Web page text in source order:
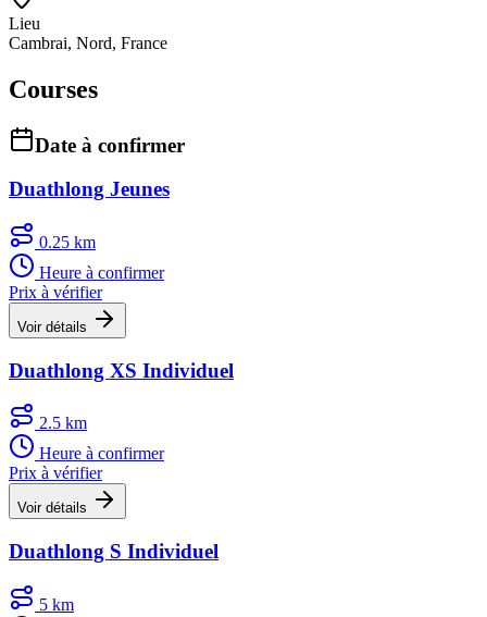
Lieu
Cambrai, Nord, France
Courses
Date à confirmer
Duathlong Jeunes
0.25 km
Heure à confirmer
Prix à vérifier
Voir détails
Duathlong XS Individuel
2.5 km
Heure à confirmer
Prix à vérifier
Voir détails
Duathlong S Individuel
5 km